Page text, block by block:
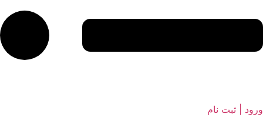
ورود | ثبت نام